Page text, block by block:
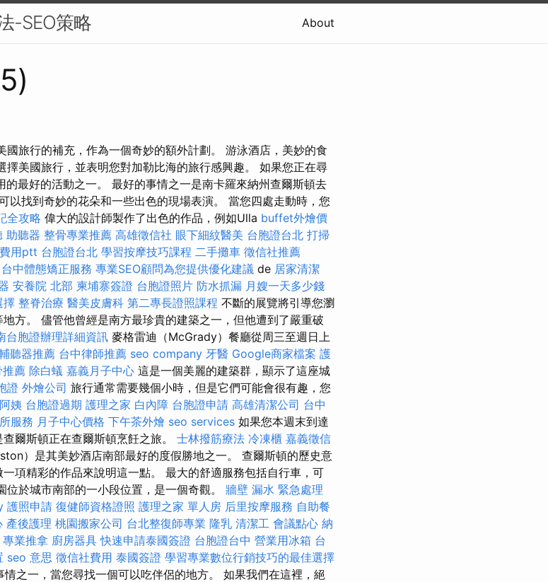
-SEO策略 About
國旅行的補充，作為一個奇妙的額外計劃。 游泳酒店，美妙的食
美國旅行，並表明您對加勒比海的旅行感興趣。 如果您正在尋
的最好的活動之一。 最好的事情之一是南卡羅來納州查爾斯頓去
以找到奇妙的花朵和一些出色的現場表演。 當您四處走動時，您
全攻略 偉大的設計師製作了出色的作品，例如Ulla buffet外燴價
助聽器 整骨專業推薦 高雄徵信社 眼下細紋醫美 台胞證台北 打掃
用ptt 台胞證台北 學習按摩技巧課程 二手攤車 徵信社推薦
台中體態矯正服務 專業SEO顧問為您提供優化建議 de 居家清潔
安養院 北部 柬埔寨簽證 台胞證照片 防水抓漏 月嫂一天多少錢
擇 整脊治療 醫美皮膚科 第二專長證照課程 不斷的展覽將引導您瀏
方。 儘管他曾經是南方最珍貴的建築之一，但他遭到了嚴重破
台胞證辦理詳細資訊 麥格雷迪（McGrady）餐廳從周三至週日上
聽器推薦 台中律師推薦 seo company 牙醫 Google商家檔案 護
推薦 除白蟻 嘉義月子中心 這是一個美麗的建築群，顯示了這座城
證 外燴公司 旅行通常需要幾個小時，但是它們可能會很有趣，您
姨 台胞證過期 護理之家 白內障 台胞證申請 高雄清潔公司 台中
服務 月子中心價格 下午茶外燴 seo services 如果您本週末到達
爾斯頓正在查爾斯頓烹飪之旅。 士林撥筋療法 冷凍櫃 嘉義徵信
）是其美妙酒店南部最好的度假勝地之一。 查爾斯頓的歷史意
項精彩的作品來說明這一點。 最大的舒適服務包括自行車，可
於城市南部的一小段位置，是一個奇觀。 牆壁 漏水 緊急處理
護照申請 復健師資格證照 護理之家 單人房 后里按摩服務 自助餐
產後護理 桃園搬家公司 台北整復師專業 隆乳 清潔工 會議點心 納
專業推拿 廚房器具 快速申請泰國簽證 台胞證台中 營業用冰箱 台
seo 意思 徵信社費用 泰國簽證 學習專業數位行銷技巧的最佳選擇
之一，當您尋找一個可以吃伴侶的地方。 如果我們在這裡，絕